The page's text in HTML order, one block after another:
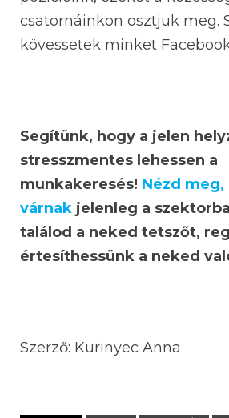
csatornáinkon osztjuk meg.
kövessetek minket
Segítünk, hogy a jelen
stresszmentes lehessen a
munkakeresés! Nézd
várnak jelenleg a
találod a neked tetszőt,
értesíthessünk a neked
Szerző: Kurinyec Anna